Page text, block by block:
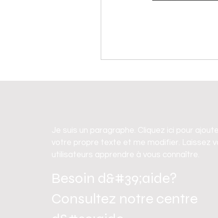
Je suis un paragraphe. Cliquez ici pour
votre propre texte et me modifier. Laissez
utilisateurs apprendre à vous connaître.
Besoin d&#39;aide?
Consultez notre centre